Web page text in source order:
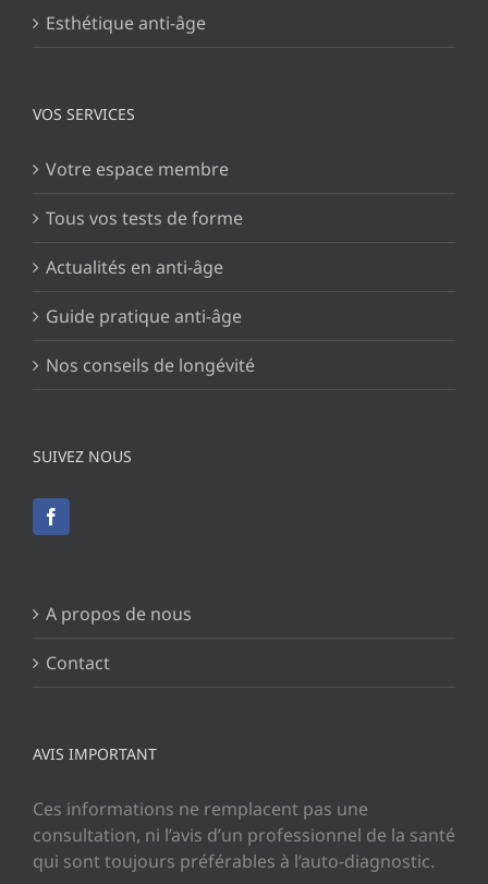
Esthétique anti-âge
VOS SERVICES
Votre espace membre
Tous vos tests de forme
Actualités en anti-âge
Guide pratique anti-âge
Nos conseils de longévité
SUIVEZ NOUS
A propos de nous
Contact
AVIS IMPORTANT
Ces informations ne remplacent pas une
consultation, ni l’avis d’un professionnel de la santé
qui sont toujours préférables à l’auto-diagnostic.